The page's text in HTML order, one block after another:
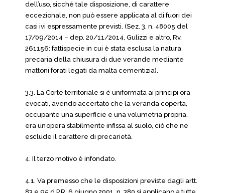
dell’uso, sicché tale disposizione, di carattere
eccezionale, non può essere applicata al di fuori dei
casi ivi espressamente previsti. (Sez. 3, n. 48005 del
17/09/2014 – dep. 20/11/2014, Gulizzi e altro, Rv.
261156: fattispecie in cui è stata esclusa la natura
precaria della chiusura di due verande mediante
mattoni forati legati da malta cementizia).
3.3. La Corte territoriale si è uniformata ai principi ora
evocati, avendo accertato che la veranda coperta,
occupante una superficie e una volumetria propria,
era un’opera stabilmente infissa al suolo, ciò che ne
esclude il carattere di precarietà.
4. Il terzo motivo è infondato.
4.1. Va premesso che le disposizioni previste dagli artt.